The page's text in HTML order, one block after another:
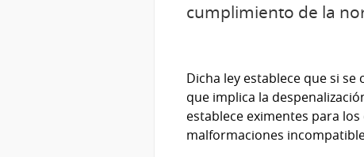
cumplimiento de la
Dicha ley establece que si
que implica la
establece eximentes para
malformaciones